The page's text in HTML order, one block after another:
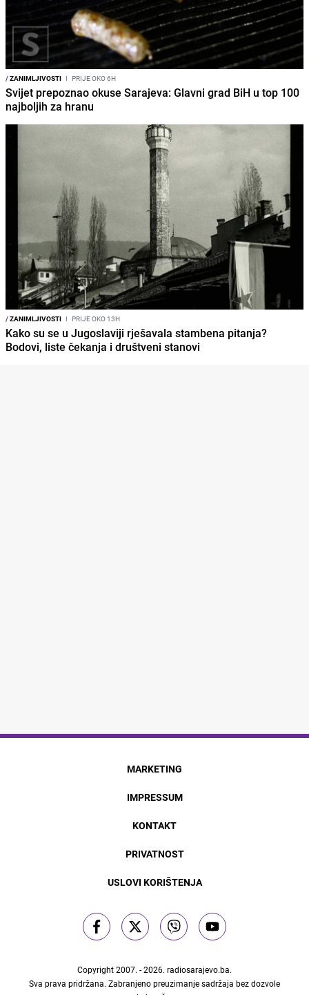
/ZANIMLJIVOSTI I PRIJE OKO 6H
Svijet prepoznao okuse Sarajeva: Glavni grad BiH u top 100
najboljih za hranu
/ZANIMLJIVOSTI I PRIJE OKO 13H
Kako su se u Jugoslaviji rješavala stambena pitanja?
Bodovi, liste čekanja i društveni stanovi
MARKETING
IMPRESSUM
KONTAKT
PRIVATNOST
USLOVI KORIŠTENJA
Copyright 2007. - 2026. radiosarajevo.ba.
Sva prava pridržana. Zabranjeno preuzimanje sadržaja bez dozvole